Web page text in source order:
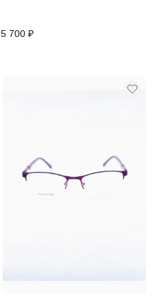
5 700 ₽